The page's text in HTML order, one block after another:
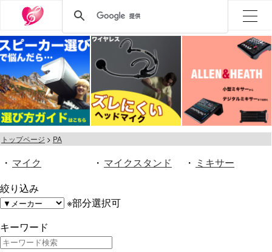
トップページ PA
・ マイク ・ マイクスタンド ・ ミキサー
絞り込み
※部分選択可
キーワード